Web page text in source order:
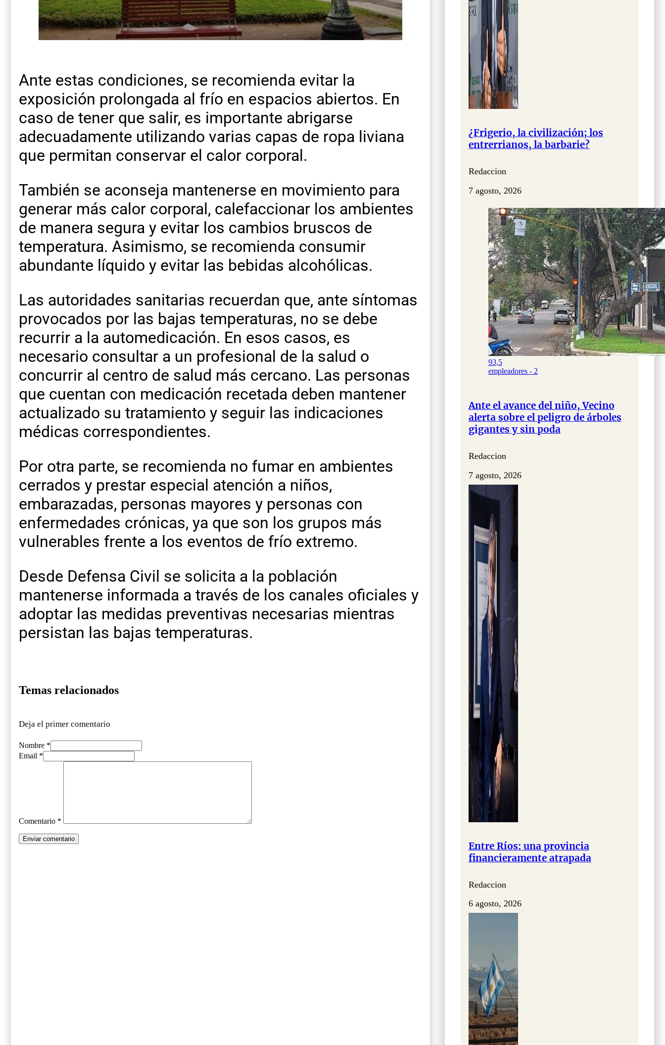
Ante estas condiciones, se recomienda evitar la
exposición prolongada al frío en espacios abiertos. En
caso de tener que salir, es importante abrigarse
adecuadamente utilizando varias capas de ropa liviana
que permitan conservar el calor corporal.
También se aconseja mantenerse en movimiento para
generar más calor corporal, calefaccionar los ambientes
de manera segura y evitar los cambios bruscos de
temperatura. Asimismo, se recomienda consumir
abundante líquido y evitar las bebidas alcohólicas.
Las autoridades sanitarias recuerdan que, ante síntomas
provocados por las bajas temperaturas, no se debe
recurrir a la automedicación. En esos casos, es
necesario consultar a un profesional de la salud o
concurrir al centro de salud más cercano. Las personas
que cuentan con medicación recetada deben mantener
actualizado su tratamiento y seguir las indicaciones
médicas correspondientes.
Por otra parte, se recomienda no fumar en ambientes
cerrados y prestar especial atención a niños,
embarazadas, personas mayores y personas con
enfermedades crónicas, ya que son los grupos más
vulnerables frente a los eventos de frío extremo.
Desde Defensa Civil se solicita a la población
mantenerse informada a través de los canales oficiales y
adoptar las medidas preventivas necesarias mientras
persistan las bajas temperaturas.
Temas relacionados
Deja el primer comentario
Nombre *
Email *
Comentario *
¿Frigerio, la civilización; los
entrerrianos, la barbarie?
Redaccion
7 agosto, 2026
93,5
empleadores - 2
Ante el avance del niño, Vecino
alerta sobre el peligro de árboles
gigantes y sin poda
Redaccion
7 agosto, 2026
Entre Ríos: una provincia
financieramente atrapada
Redaccion
6 agosto, 2026